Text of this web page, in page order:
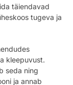
täiendavad
tugeva ja
kleepuvust.
seda ning
ja annab